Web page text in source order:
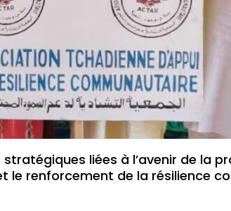
liées à l’avenir de la
le renforcement de la résilience